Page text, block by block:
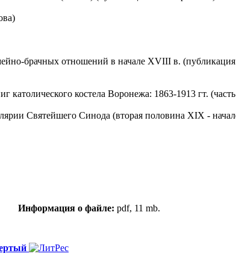
брачных отношений в начале XVIII в.
костела Воронежа: 1863-1913 гт.
Святейшего Синода (вторая половина XIX -
Информация о файле: pdf, 11 mb.